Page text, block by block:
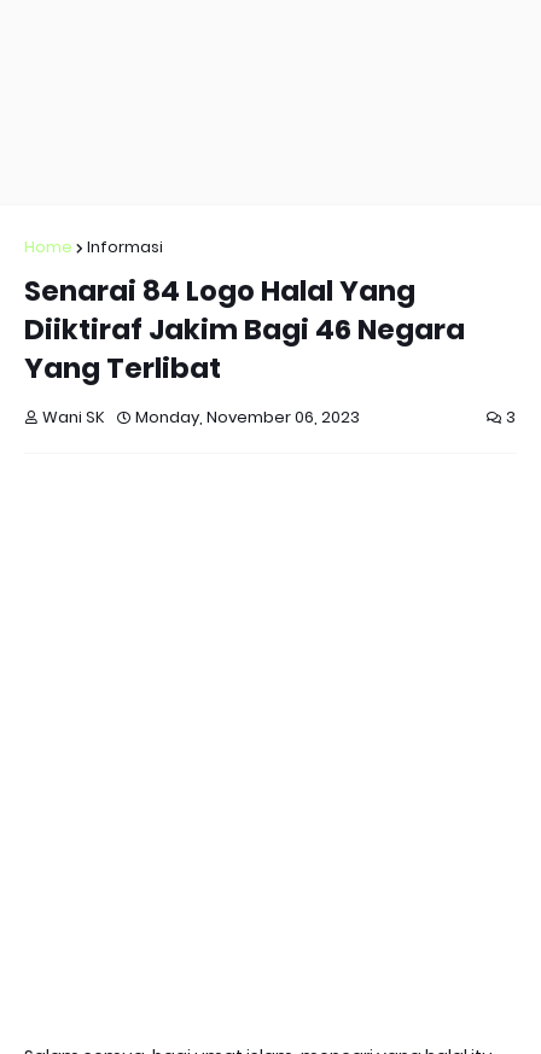
Home Informasi
Senarai 84 Logo Halal Yang
Diiktiraf Jakim Bagi 46 Negara
Yang Terlibat
Wani SK Monday, November 06, 2023 3